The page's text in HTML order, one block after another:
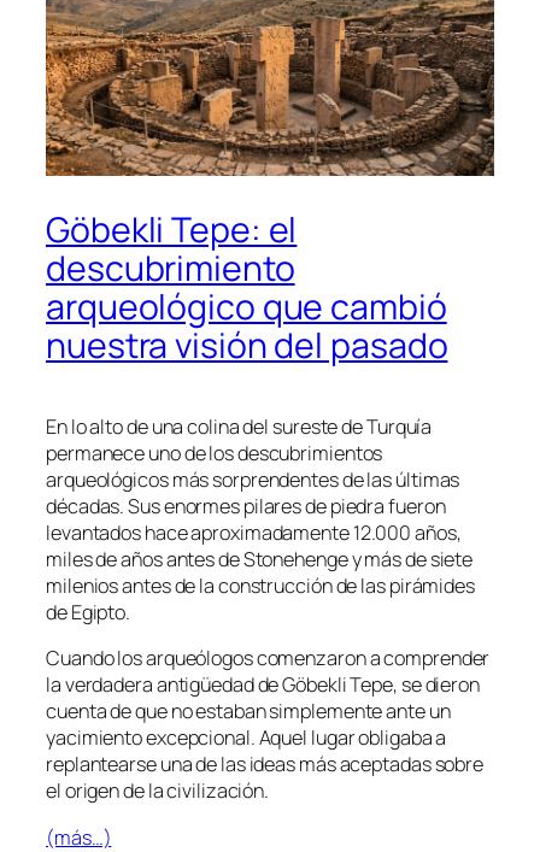
Göbekli Tepe: el
descubrimiento
arqueológico que cambió
nuestra visión del pasado
En lo alto de una colina del sureste de Turquía
permanece uno de los descubrimientos
arqueológicos más sorprendentes de las últimas
décadas. Sus enormes pilares de piedra fueron
levantados hace aproximadamente 12.000 años,
miles de años antes de Stonehenge y más de siete
milenios antes de la construcción de las pirámides
de Egipto.
Cuando los arqueólogos comenzaron a comprender
la verdadera antigüedad de Göbekli Tepe, se dieron
cuenta de que no estaban simplemente ante un
yacimiento excepcional. Aquel lugar obligaba a
replantearse una de las ideas más aceptadas sobre
el origen de la civilización.
(más…)